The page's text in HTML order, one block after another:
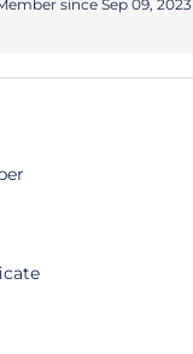
since Sep 09, 2023